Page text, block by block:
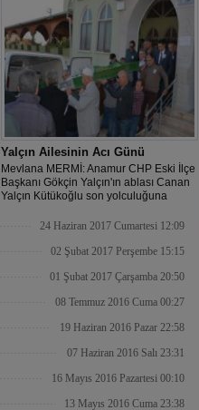
Yalçın Ailesinin Acı Günü
Mevlana MERMİ: Anamur CHP Eski İlçe
Başkanı Gökçin Yalçın'ın ablası Canan
Yalçın Kütükoğlu son yolculuğuna
24 Haziran 2017 Cumartesi 12:09
02 Şubat 2017 Perşembe 15:15
01 Şubat 2017 Çarşamba 20:50
08 Temmuz 2016 Cuma 00:27
19 Haziran 2016 Pazar 22:58
07 Haziran 2016 Salı 23:31
16 Mayıs 2016 Pazartesi 00:10
13 Mayıs 2016 Cuma 23:38